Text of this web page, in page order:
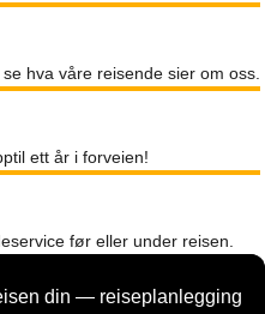
hva våre reisende sier om oss.
ett år i forveien!
før eller under reisen.
din — reiseplanlegging